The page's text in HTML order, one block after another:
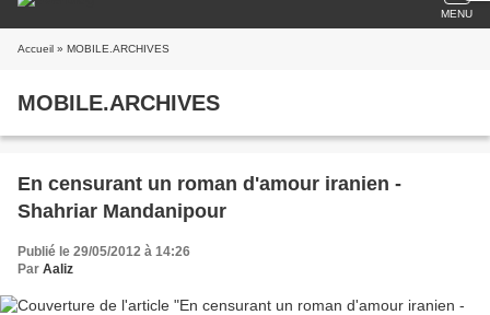
MENU
Accueil » MOBILE.ARCHIVES
MOBILE.ARCHIVES
En censurant un roman d'amour iranien -
Shahriar Mandanipour
Publié le 29/05/2012 à 14:26
Par Aaliz